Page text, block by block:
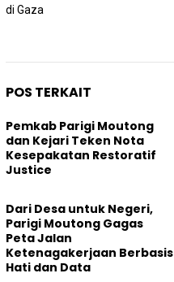
di Gaza
POS TERKAIT
Pemkab Parigi Moutong
dan Kejari Teken Nota
Kesepakatan Restoratif
Justice
Dari Desa untuk Negeri,
Parigi Moutong Gagas
Peta Jalan
Ketenagakerjaan Berbasis
Hati dan Data